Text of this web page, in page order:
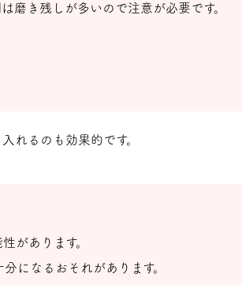
磨き残しが多いので注意が必要です。
れるのも効果的です。
があります。
になるおそれがあります。